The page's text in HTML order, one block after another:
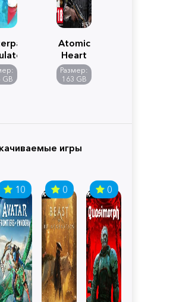
GB
Atomic
Heart
Размер:
163 GB
игры
10 0 0